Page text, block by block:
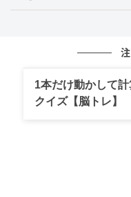
1本だけ動かして
クイズ【脳トレ】